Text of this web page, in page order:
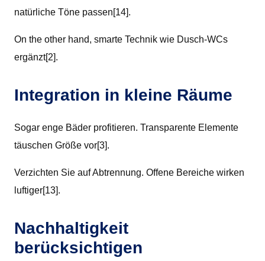
natürliche Töne passen[14].
On the other hand, smarte Technik wie Dusch-WCs
ergänzt[2].
Integration in kleine Räume
Sogar enge Bäder profitieren. Transparente Elemente
täuschen Größe vor[3].
Verzichten Sie auf Abtrennung. Offene Bereiche wirken
luftiger[13].
Nachhaltigkeit
berücksichtigen